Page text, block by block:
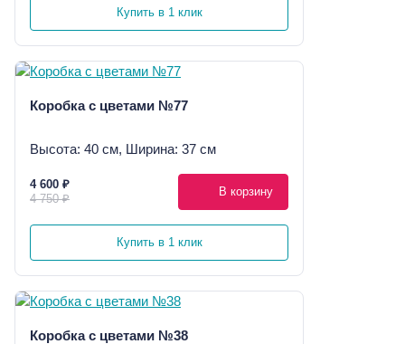
Купить в 1 клик
Коробка с цветами №77
Высота: 40 см, Ширина: 37 см
4 600 ₽
4 750 ₽
В корзину
Купить в 1 клик
Коробка с цветами №38